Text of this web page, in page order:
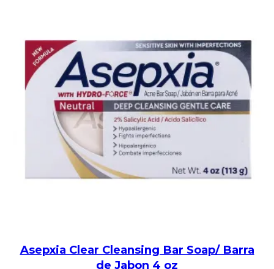
Asepxia Clear Cleansing Bar Soap/ Barra
de Jabon 4 oz